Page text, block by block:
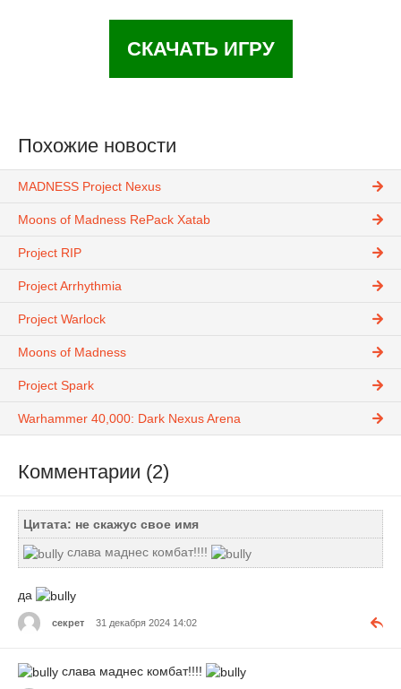
СКАЧАТЬ ИГРУ
Похожие новости
MADNESS Project Nexus
Moons of Madness RePack Xatab
Project RIP
Project Arrhythmia
Project Warlock
Moons of Madness
Project Spark
Warhammer 40,000: Dark Nexus Arena
Комментарии (2)
Цитата: не скажус свое имя
слава маднес комбат!!!!
да
секрет 31 декабря 2024 14:02
слава маднес комбат!!!!